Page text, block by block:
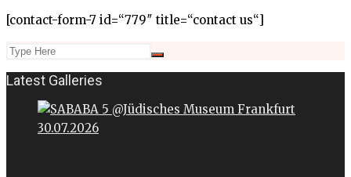
[contact-form-7 id=“779″ title=“contact us“]
Latest Galleries